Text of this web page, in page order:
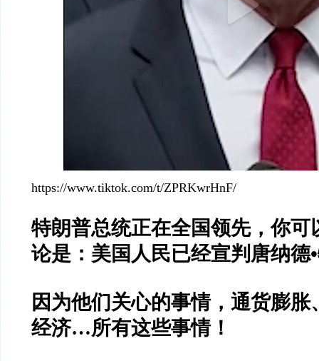
https://www.tiktok.com/t/ZPRKwrHnF/
特朗普总统正在全国领先，你可
论是：美国人民已经宣判唐纳德
因为他们关心的事情，通货膨胀
经济…所有这些事情！